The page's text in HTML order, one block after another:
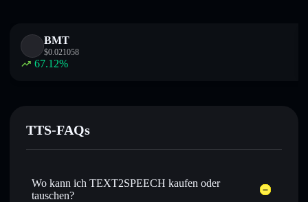
BMT
$0.021058
67.12%
TTS-FAQs
Wo kann ich TEXT2SPEECH kaufen oder
tauschen?